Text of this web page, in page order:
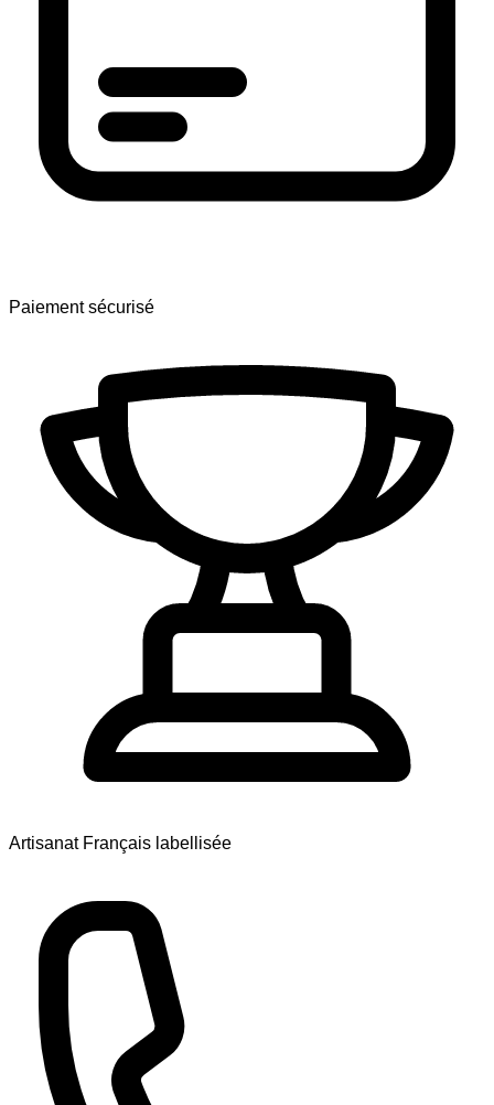
Paiement sécurisé
Artisanat Français labellisée